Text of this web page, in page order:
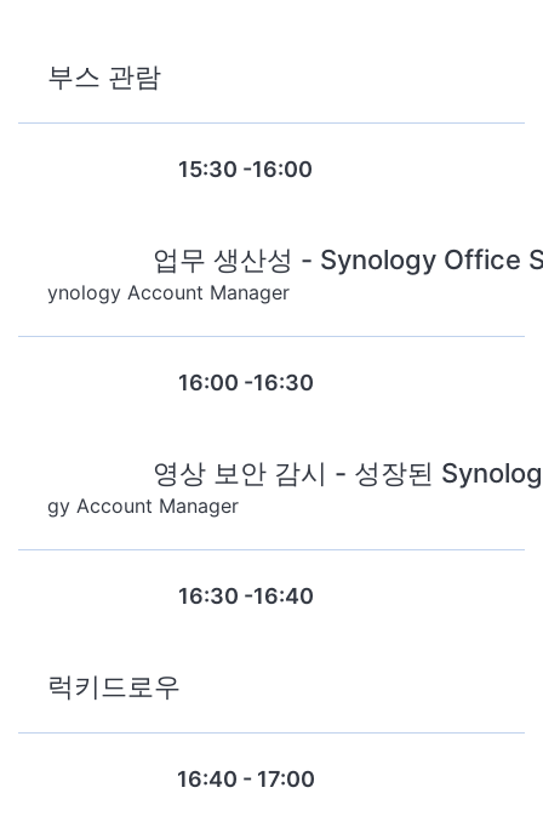
부스 관람
15:30 -16:00
업무 생산성 - Synology Office
ynology Account Manager
16:00 -16:30
영상 보안 감시 - 성장된
gy Account Manager
16:30 -16:40
럭키드로우
16:40 - 17:00